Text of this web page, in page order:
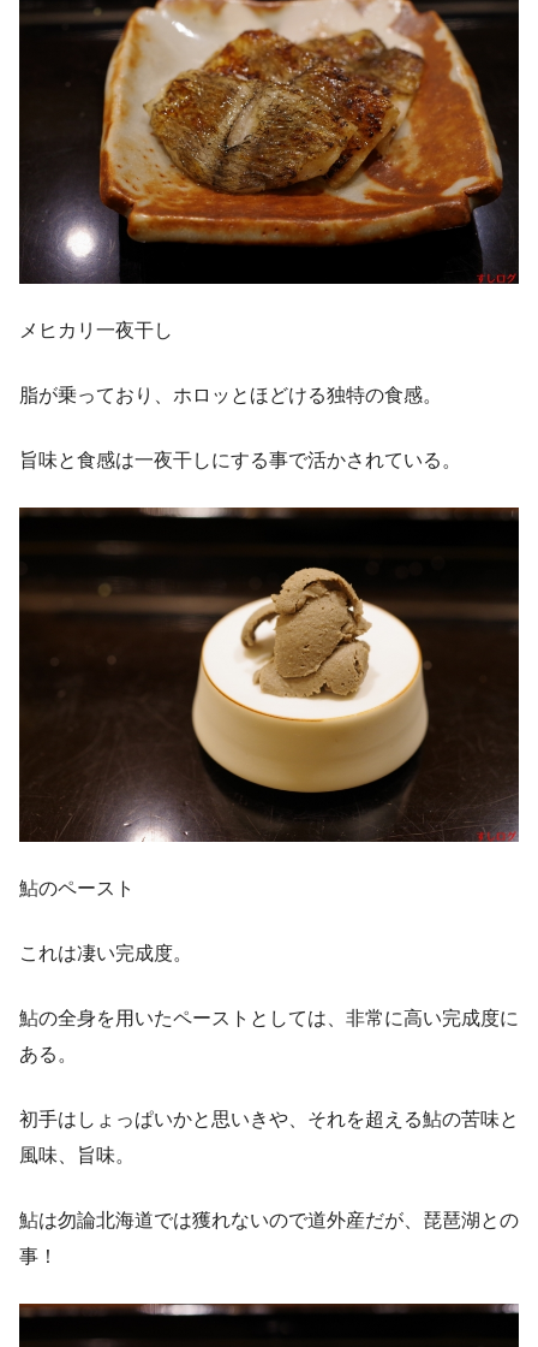
メヒカリ一夜干し
脂が乗っており、ホロッとほどける独特の食感。
旨味と食感は一夜干しにする事で活かされている。
鮎のペースト
これは凄い完成度。
鮎の全身を用いたペーストとしては、非常に高い完成度に
ある。
初手はしょっぱいかと思いきや、それを超える鮎の苦味と
風味、旨味。
鮎は勿論北海道では獲れないので道外産だが、琵琶湖との
事！